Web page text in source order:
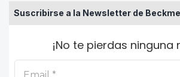
Suscribirse a la Newsletter de
¡No te pierdas ninguna